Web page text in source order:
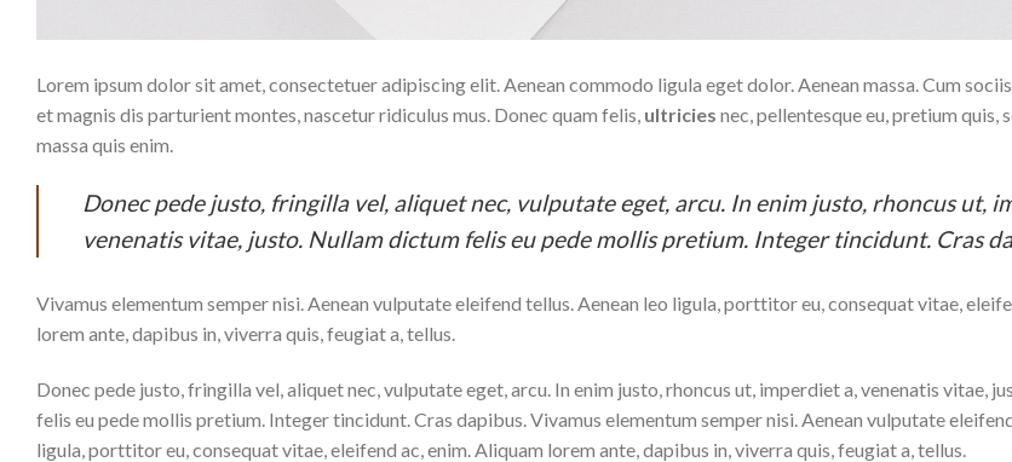
Lorem ipsum dolor sit amet, consectetuer adipiscing elit. Aenean commodo ligula eget dolor. Aenean massa. Cum
et magnis dis parturient montes, nascetur ridiculus mus. Donec quam felis, ultricies nec, pellentesque eu, pretium quis,
massa quis enim.
Donec pede justo, fringilla vel, aliquet nec, vulputate eget, arcu. In enim justo, rhoncus ut,
venenatis vitae, justo. Nullam dictum felis eu pede mollis pretium. Integer tincidunt. Cras
Vivamus elementum semper nisi. Aenean vulputate eleifend tellus. Aenean leo ligula, porttitor eu, consequat vitae,
lorem ante, dapibus in, viverra quis, feugiat a, tellus.
Donec pede justo, fringilla vel, aliquet nec, vulputate eget, arcu. In enim justo, rhoncus ut, imperdiet a, venenatis vitae,
felis eu pede mollis pretium. Integer tincidunt. Cras dapibus. Vivamus elementum semper nisi. Aenean vulputate
ligula, porttitor eu, consequat vitae, eleifend ac, enim. Aliquam lorem ante, dapibus in, viverra quis, feugiat a, tellus.